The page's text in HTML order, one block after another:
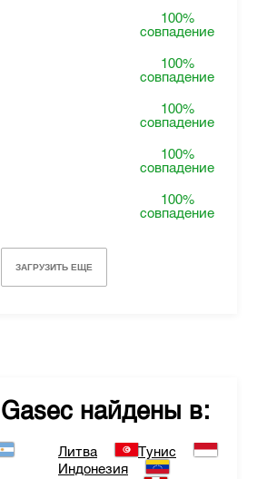
100%
совпадение
100%
совпадение
100%
совпадение
100%
совпадение
100%
совпадение
ЗАГРУЗИТЬ ЕЩЕ
Gasec найдены в:
Литва
Тунис
Индонезия